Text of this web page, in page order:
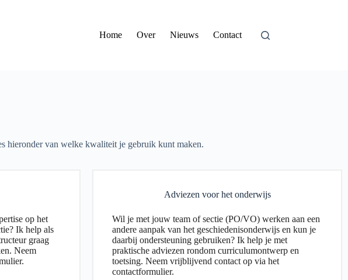
Home Over Nieuws Contact
hieronder van welke kwaliteit je gebruik kunt maken.
op het
Ik help als
graag
Neem
Adviezen voor het onderwijs
Wil je met jouw team of sectie (PO/VO) werken aan een
andere aanpak van het geschiedenisonderwijs en kun je
daarbij ondersteuning gebruiken? Ik help je met
praktische adviezen rondom curriculumontwerp en
toetsing. Neem vrijblijvend contact op via het
contactformulier.